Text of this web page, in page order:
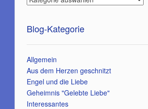
Blog-Kategorie
Allgemein
Aus dem Herzen geschnitzt
Engel und die Liebe
Geheimnis "Gelebte Liebe"
Interessantes